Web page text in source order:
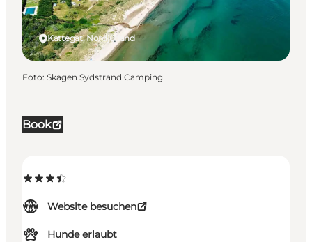
Book
Website besuchen
Hunde erlaubt
Kattegat, Nordjütland
Foto: Skagen Sydstrand Camping